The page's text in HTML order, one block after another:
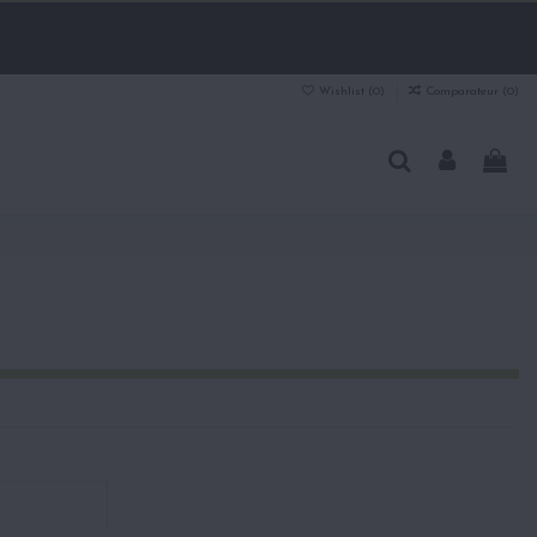
Wishlist ( Comparateur (